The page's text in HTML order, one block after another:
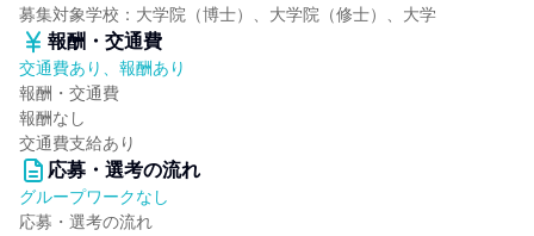
募集対象学校：大学院（博士）、大学院（修士）、大学
報酬・交通費
交通費あり、報酬あり
報酬・交通費
報酬なし
交通費支給あり
応募・選考の流れ
グループワークなし
応募・選考の流れ